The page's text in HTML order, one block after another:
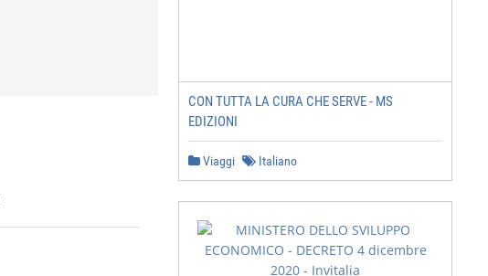
CON TUTTA LA CURA CHE SERVE - MS
EDIZIONI
Viaggi Italiano